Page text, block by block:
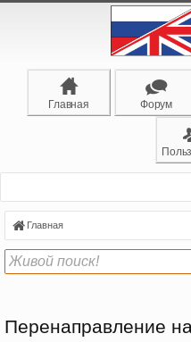
Главная Форум
Главная
Перенаправление